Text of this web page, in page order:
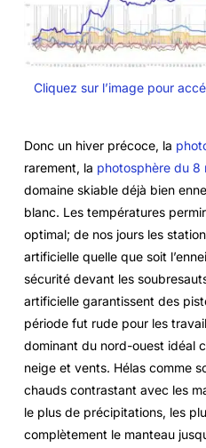
Cliquez sur l’image pour
Donc un hiver précoce, la
rarement, la photosphère du 8
domaine skiable déjà bien
blanc. Les températures
optimal; de nos jours les
artificielle quelle que soit
sécurité devant les
artificielle garantissent des
période fut rude pour les
dominant du nord-ouest idéal
neige et vents. Hélas comme
chauds contrastant avec les
le plus de précipitations, les
complètement le manteau